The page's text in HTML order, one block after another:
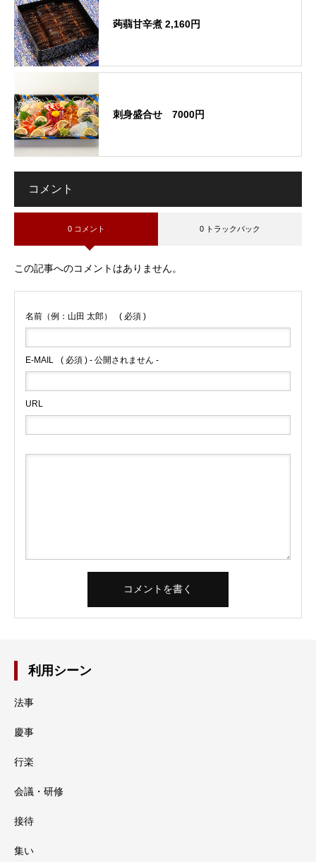
蒟蒻甘辛煮 2,160円
刺身盛合せ 7000円
コメント
0 コメント 0 トラックバック
この記事へのコメントはありません。
名前（例：山田 太郎） ( 必須 )
E-MAIL ( 必須 ) - 公開されません -
URL
利用シーン
法事
慶事
行楽
会議・研修
接待
集い